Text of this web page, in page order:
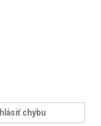
chybu